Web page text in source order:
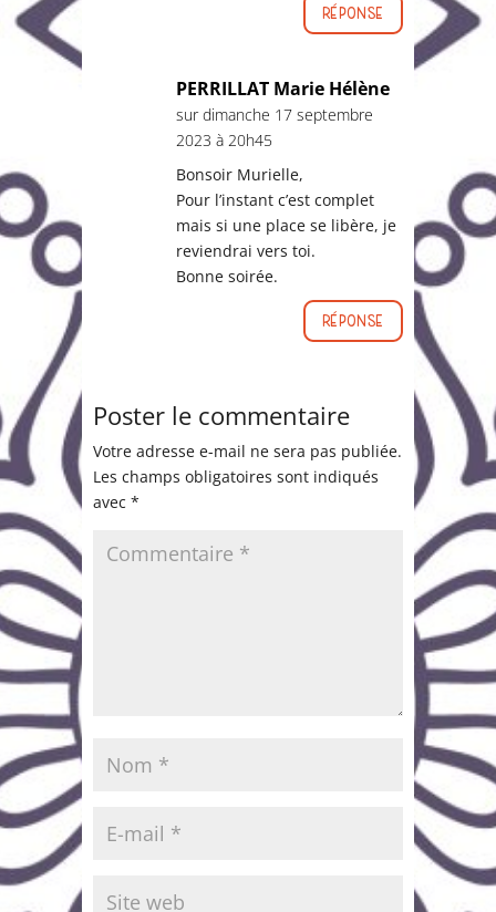
Réponse
PERRILLAT Marie Hélène
sur dimanche 17 septembre
2023 à 20h45
Bonsoir Murielle,
Pour l’instant c’est complet
mais si une place se libère, je
reviendrai vers toi.
Bonne soirée.
Réponse
Poster le commentaire
Votre adresse e-mail ne sera pas publiée.
Les champs obligatoires sont indiqués
avec *